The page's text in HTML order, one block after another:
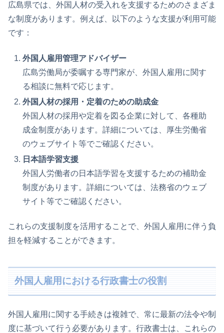
広島県では、外国人材の受入れを支援するためのさまざま
な制度があります。例えば、以下のような支援が利用可能
です：
外国人雇用管理アドバイザー
広島労働局が委嘱する専門家が、外国人雇用に関す
る相談に無料で応じます。
外国人材の採用・定着のための助成金
外国人材の採用や定着を図る企業に対して、各種助
成金制度があります。詳細については、厚生労働省
のウェブサイト等でご確認ください。
日本語学習支援
外国人労働者の日本語学習を支援するための補助金
制度があります。詳細については、法務省のウェブ
サイト等でご確認ください。
これらの支援制度を活用することで、外国人雇用に伴う負
担を軽減することができます。
外国人雇用における行政書士の役割
外国人雇用に関する手続きは複雑で、常に最新の法令や制
度に基づいて行う必要があります。行政書士は、これらの